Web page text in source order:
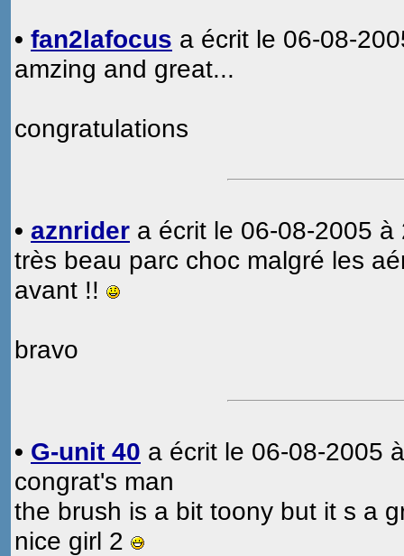
• fan2lafocus a écrit le 06-08-
amzing and great...
congratulations
• aznrider a écrit le 06-08-2005 à
très beau parc choc malgré les
avant !!
bravo
• G-unit 40 a écrit le 06-08-2005
congrat's man
the brush is a bit toony but it s a
nice girl 2